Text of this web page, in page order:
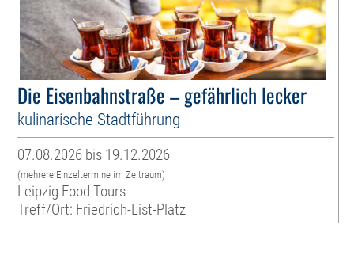
Die Eisenbahnstraße – gefährlich lecker
kulinarische Stadtführung
07.08.2026 bis 19.12.2026
(mehrere Einzeltermine im Zeitraum)
Leipzig Food Tours
Treff/Ort: Friedrich-List-Platz